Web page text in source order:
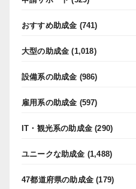
おすすめ助成金 (741)
大型の助成金 (1,018)
設備系の助成金 (986)
雇用系の助成金 (597)
IT・観光系の助成金 (290)
ユニークな助成金 (1,488)
47都道府県の助成金 (179)